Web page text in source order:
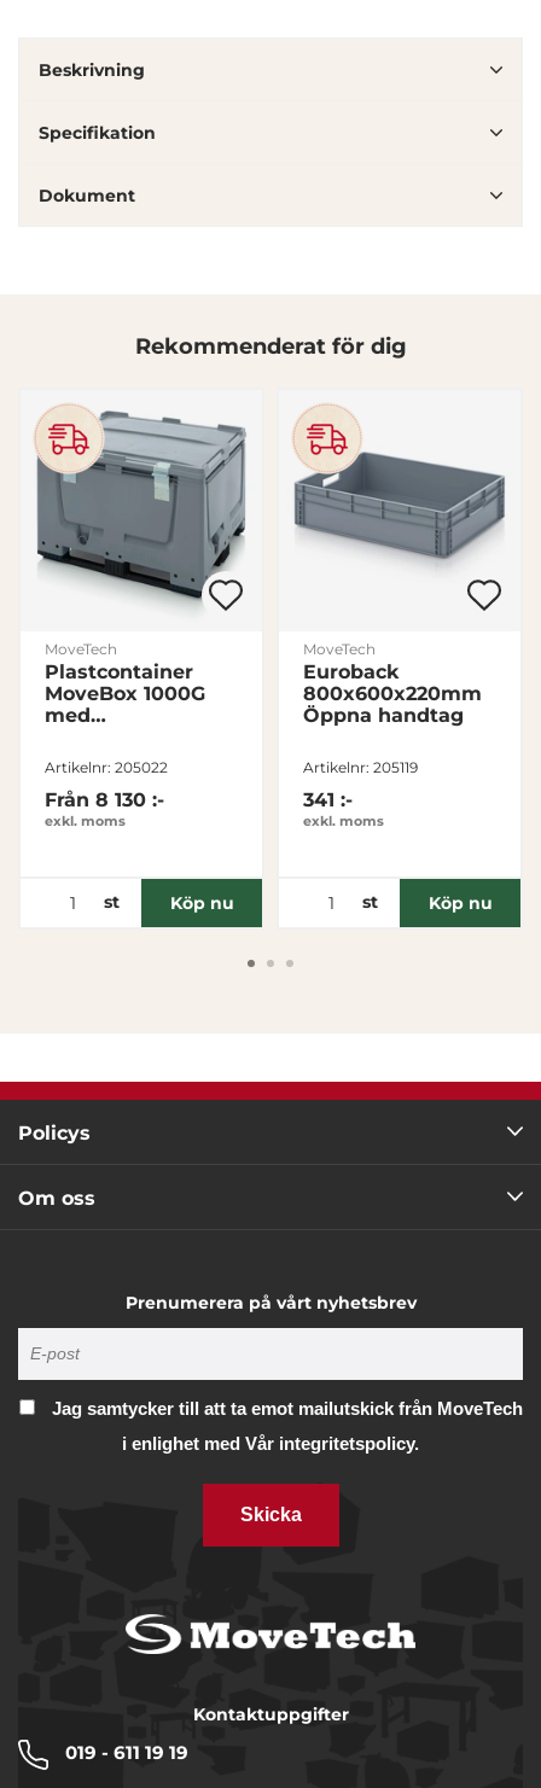
Vi använder enhetsidentifierare för att anpassa innehållet
vidarebefordrar även sådana identifierare och annan
annons- och analysföretag som vi samarbetar med.
Inställningar
Statistik
Marknadsföring
Visa detaljer
Tillåt urval
Avvisa
Beskrivning
Specifikation
Dokument
Rekommenderat för dig
MoveTech
Plastcontainer
MoveBox 1000G
med
medar
Artikelnr: 205022
Från 8 130 :-
exkl. moms
st Köp nu
MoveTech
Euroback
800x600x220mm
Öppna handtag
Artikelnr: 205119
341 :-
exkl. moms
st Köp nu
Policys
Om oss
Prenumerera på vårt nyhetsbrev
Jag samtycker till att ta emot mailutskick från MoveTech
i enlighet med Vår integritetspolicy.
Skicka
Kontaktuppgifter
019 - 611 19 19